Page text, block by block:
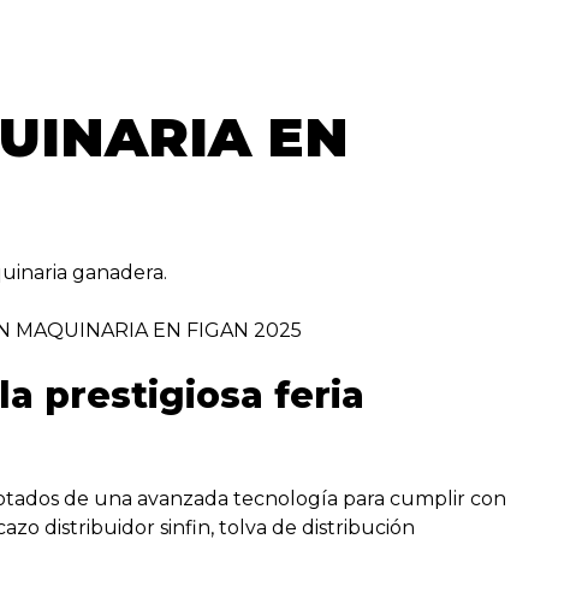
EN
ganadera.
prestigiosa feria
de una avanzada tecnología para cumplir con
distribuidor sinfin, tolva de distribución